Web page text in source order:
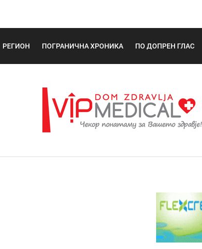
РЕГИОН ПОГРАНИЧНА ХРОНИКА ПО ДОПРЕН ГЛАС